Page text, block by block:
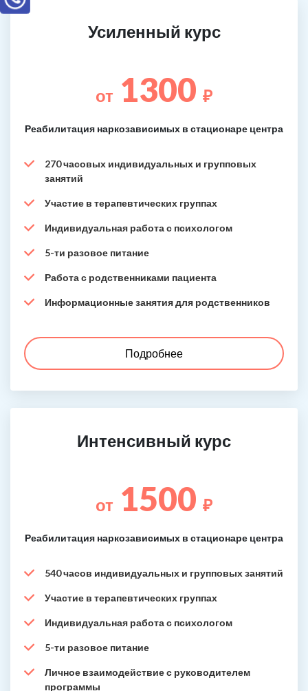
Усиленный курс
от 1300 ₽
Реабилитация наркозависимых в стационаре центра
270 часовых индивидуальных и групповых
занятий
Участие в терапевтических группах
Индивидуальная работа с психологом
5-ти разовое питание
Работа с родственниками пациента
Информационные занятия для родственников
Подробнее
Интенсивный курс
от 1500 ₽
Реабилитация наркозависимых в стационаре центра
540 часов индивидуальных и групповых занятий
Участие в терапевтических группах
Индивидуальная работа с психологом
5-ти разовое питание
Личное взаимодействие с руководителем
программы